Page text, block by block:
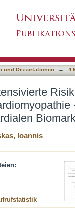
Kardio-
und Dissertationen → 4
Ioannis